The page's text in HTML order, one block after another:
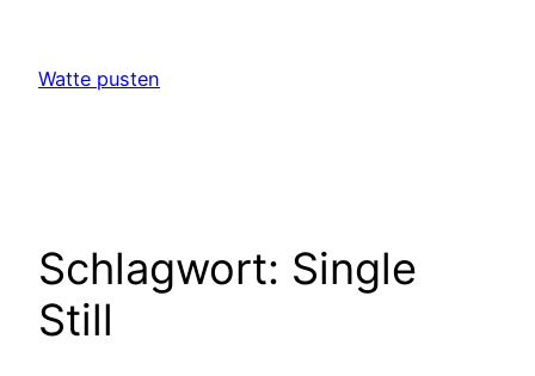
springen
Watte pusten
Schlagwort: Single
Still